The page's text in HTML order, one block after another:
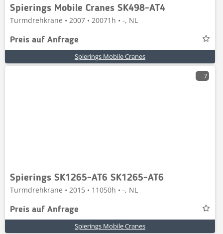
Spierings Mobile Cranes SK498-AT4
Turmdrehkrane • 2007 • 20071h • -, NL
Preis auf Anfrage
Spierings Mobile Cranes
7
Spierings SK1265-AT6 SK1265-AT6
Turmdrehkrane • 2015 • 11050h • -, NL
Preis auf Anfrage
Spierings Mobile Cranes